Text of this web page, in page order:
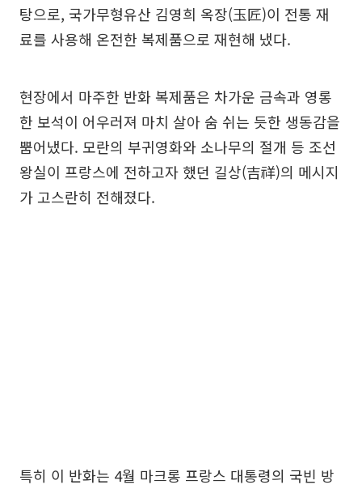
탕으로, 국가무형유산 김영희 옥장(玉匠)이 전통 재
료를 사용해 온전한 복제품으로 재현해 냈다.
현장에서 마주한 반화 복제품은 차가운 금속과 영롱
한 보석이 어우러져 마치 살아 숨 쉬는 듯한 생동감을
뿜어냈다. 모란의 부귀영화와 소나무의 절개 등 조선
왕실이 프랑스에 전하고자 했던 길상(吉祥)의 메시지
가 고스란히 전해졌다.
특히 이 반화는 4월 마크롱 프랑스 대통령의 국빈 방